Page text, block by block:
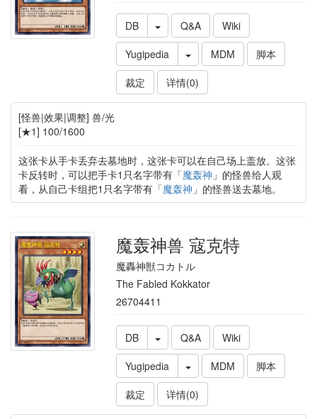
DB Q&A
Wiki
Yugipedia
MDM
脚本
裁定
详情(0)
[怪兽|效果|调整] 兽/光
[★1] 100/1600
这张卡从手卡丢弃去墓地时，这张卡可以在自己场上盖放。这张
卡反转时，可以把手卡1只名字带有「魔轰神 」的怪兽给人观
看，从自己卡组把1只名字带有「魔轰神 」的怪兽送去墓地。
魔轰神兽 寇克特
魔轟神獣コカトル
The Fabled Kokkator
26704411
DB Q&A
Wiki
Yugipedia
MDM
脚本
裁定
详情(0)